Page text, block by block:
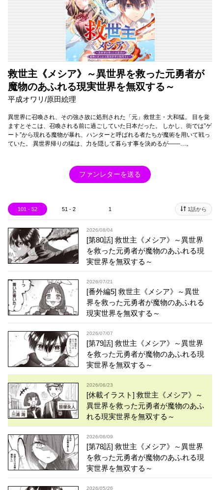
救世主《メシア》～異世界を救った元勇者が
魔物のあふれる現実世界を無双する～
平成オワリ/原田絵理
異世界に召喚され、その強さ故に処刑された「元」救世主・大和猛。 目を覚
ますとそこは、召喚される前に過ごしていた日本だった。 しかし、街では”ゲ
ート”から現れる魔物が暴れ、ハンターと呼ばれる者たちが魔術を用いて戦っ
ていた。 異世界帰りの猛は、力を隠して暮らす事を決めるが――…。
ファンレターを送る
101 - 52 51 - 2 1 1話から
2026/08/04
[第80話] 救世主《メシア》～異世界
を救った元勇者が魔物のあふれる現
実世界を無双する～
2026/07/21
[番外編5] 救世主《メシア》～異世
界を救った元勇者が魔物のあふれる
現実世界を無双する～
2026/07/07
[第79話] 救世主《メシア》～異世界
を救った元勇者が魔物のあふれる現
実世界を無双する～
2026/06/23
[休載イラスト] 救世主《メシア》～
異世界を救った元勇者が魔物のあふ
れる現実世界を無双する～
2026/06/09
[第78話] 救世主《メシア》～異世界
を救った元勇者が魔物のあふれる現
実世界を無双する～
2026/05/26